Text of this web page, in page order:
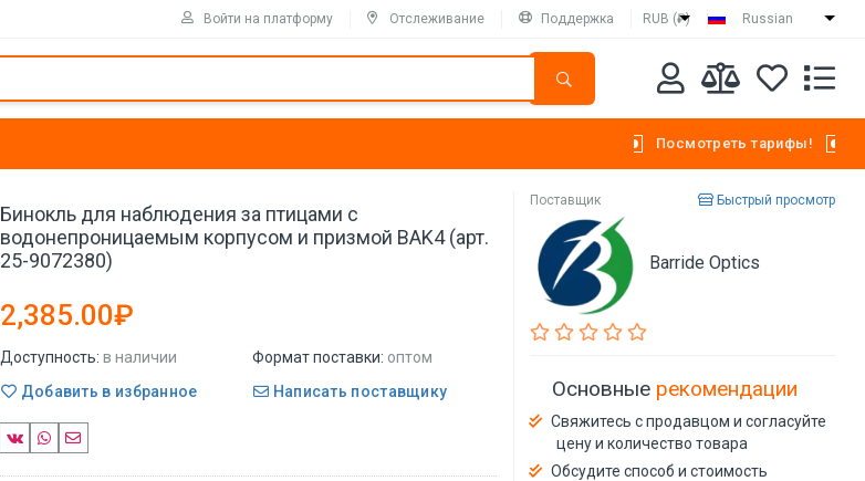
Войти на платформу Отслеживание Поддержка RUB (₽) Russian
Посмотреть тарифы!
Бинокль для наблюдения за птицами с
водонепроницаемым корпусом и призмой BAK4 (арт.
25-9072380)
2,385.00₽
Доступность: в наличии Формат поставки: оптом
Добавить в избранное
Написать поставщику
Поставщик Быстрый просмотр
Barride Optics
Основные рекомендации
Свяжитесь с продавцом и согласуйте
цену и количество товара
Обсудите способ и стоимость